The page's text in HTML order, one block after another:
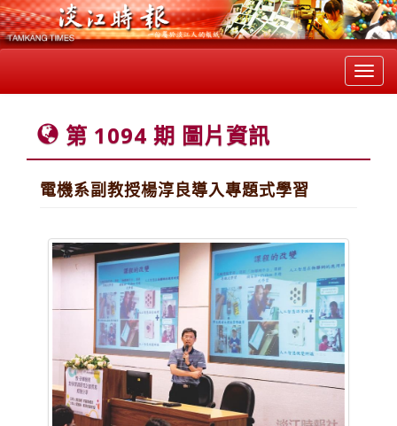
第 1094 期 圖片資訊
電機系副教授楊淳良導入專題式學習